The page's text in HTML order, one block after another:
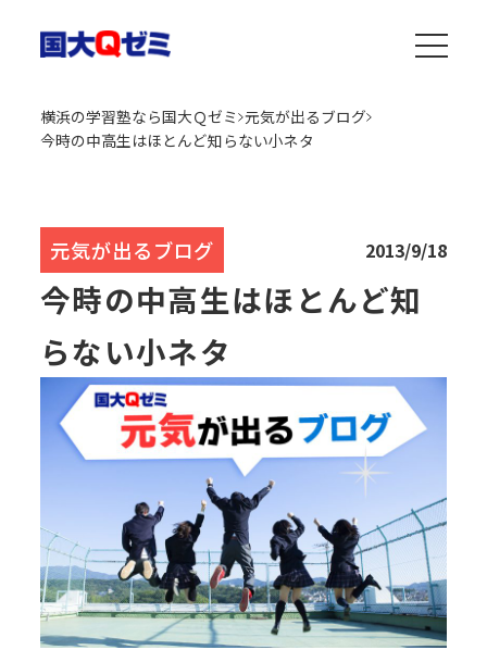
横浜の学習塾なら国大Ｑゼミ 元気が出るブログ
今時の中高生はほとんど知らない小ネタ
元気が出るブログ 2013/9/18
今時の中高生はほとんど知
らない小ネタ